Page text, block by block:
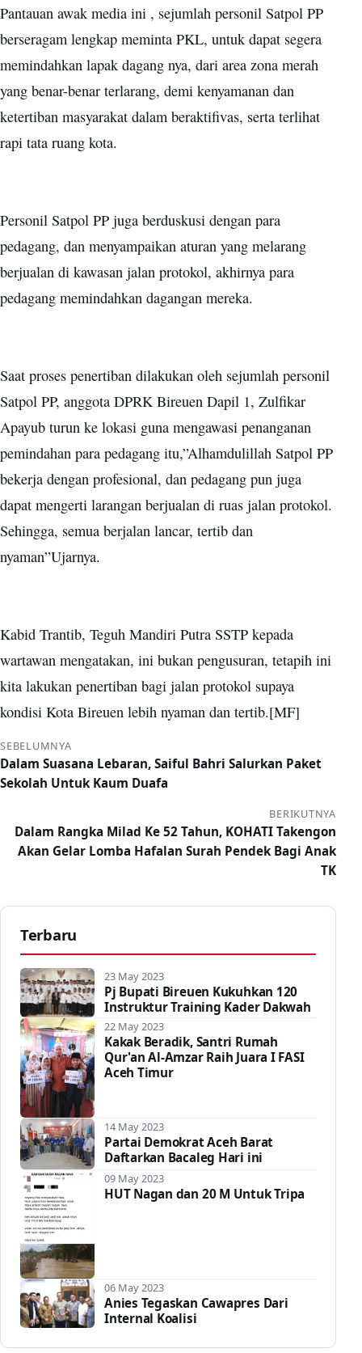
Pantauan awak media ini , sejumlah personil Satpol PP
berseragam lengkap meminta PKL, untuk dapat segera
memindahkan lapak dagang nya, dari area zona merah
yang benar-benar terlarang, demi kenyamanan dan
ketertiban masyarakat dalam beraktifivas, serta terlihat
rapi tata ruang kota.
Personil Satpol PP juga berduskusi dengan para
pedagang, dan menyampaikan aturan yang melarang
berjualan di kawasan jalan protokol, akhirnya para
pedagang memindahkan dagangan mereka.
Saat proses penertiban dilakukan oleh sejumlah personil
Satpol PP, anggota DPRK Bireuen Dapil 1, Zulfikar
Apayub turun ke lokasi guna mengawasi penanganan
pemindahan para pedagang itu,”Alhamdulillah Satpol PP
bekerja dengan profesional, dan pedagang pun juga
dapat mengerti larangan berjualan di ruas jalan protokol.
Sehingga, semua berjalan lancar, tertib dan
nyaman”Ujarnya.
Kabid Trantib, Teguh Mandiri Putra SSTP kepada
wartawan mengatakan, ini bukan pengusuran, tetapih ini
kita lakukan penertiban bagi jalan protokol supaya
kondisi Kota Bireuen lebih nyaman dan tertib.[MF]
SEBELUMNYA
Dalam Suasana Lebaran, Saiful Bahri Salurkan Paket
Sekolah Untuk Kaum Duafa
BERIKUTNYA
Dalam Rangka Milad Ke 52 Tahun, KOHATI Takengon
Akan Gelar Lomba Hafalan Surah Pendek Bagi Anak
TK
Terbaru
23 May 2023
Pj Bupati Bireuen Kukuhkan 120
Instruktur Training Kader Dakwah
22 May 2023
Kakak Beradik, Santri Rumah
Qur'an Al-Amzar Raih Juara I FASI
Aceh Timur
14 May 2023
Partai Demokrat Aceh Barat
Daftarkan Bacaleg Hari ini
09 May 2023
HUT Nagan dan 20 M Untuk Tripa
06 May 2023
Anies Tegaskan Cawapres Dari
Internal Koalisi